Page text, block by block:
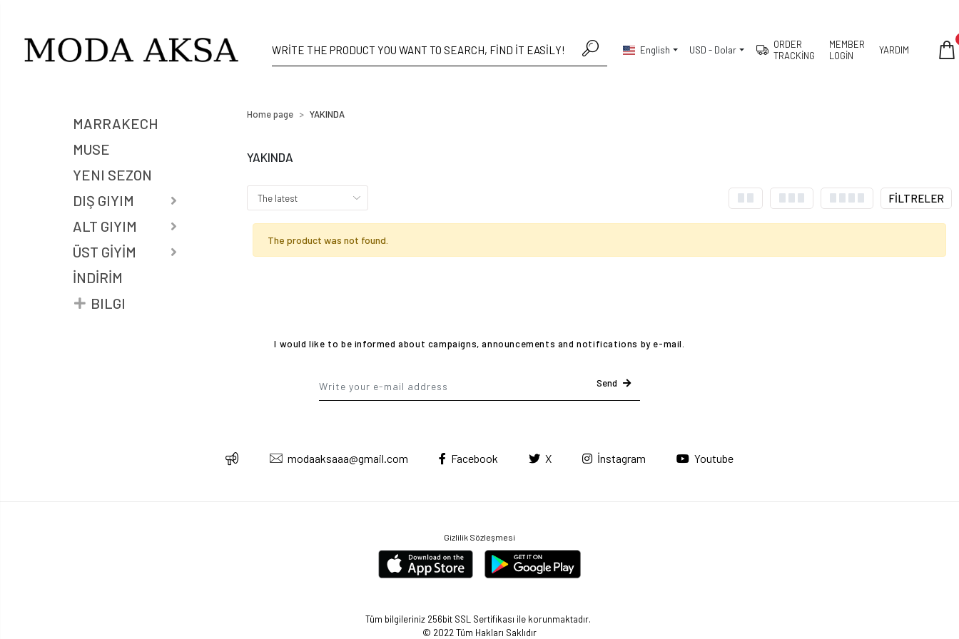
English USD - Dolar
ORDER
TRACKİNG
MEMBER
LOGİN
YARDIM
Home page YAKINDA
YAKINDA
FİLTRELER
The product was not found.
MARRAKECH
MUSE
YENI SEZON
DIŞ GIYIM
ALT GIYIM
ÜST GİYİM
İNDİRİM
BILGI
I would like to be informed about campaigns, announcements and notifications by e-mail.
Send
modaaksaaa@gmail.com Facebook X İnstagram Youtube
Gizlilik Sözleşmesi
Tüm bilgileriniz 256bit SSL Sertifikası ile korunmaktadır.
© 2022 Tüm Hakları Saklıdır